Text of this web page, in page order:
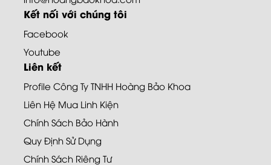
Kết nối với chúng tôi
Facebook
Youtube
Liên kết
Profile Công Ty TNHH Hoàng Bảo Khoa
Liên Hệ Mua Linh Kiện
Chính Sách Bảo Hành
Quy Định Sử Dụng
Chính Sách Riêng Tư